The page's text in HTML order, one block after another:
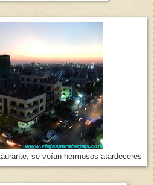
se veían hermosos atardeceres